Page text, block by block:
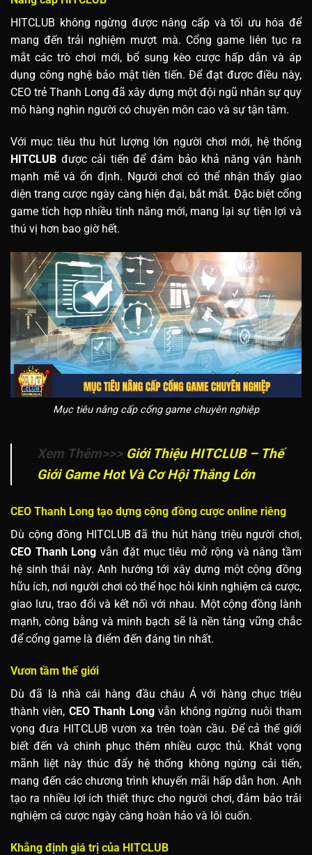
HITCLUB không ngừng được nâng cấp và tối ưu hóa để
mang đến trải nghiệm mượt mà. Cổng game liên tục ra
mắt các trò chơi mới, bổ sung kèo cược hấp dẫn và áp
dụng công nghệ bảo mật tiên tiến. Để đạt được điều này,
CEO trẻ Thanh Long đã xây dựng một đội ngũ nhân sự quy
mô hàng nghìn người có chuyên môn cao và sự tận tâm.
Với mục tiêu thu hút lượng lớn người chơi mới, hệ thống
HITCLUB được cải tiến để đảm bảo khả năng vận hành
mạnh mẽ và ổn định. Người chơi có thể nhận thấy giao
diện trang cược ngày càng hiện đại, bắt mắt. Đặc biệt cổng
game tích hợp nhiều tính năng mới, mang lại sự tiện lợi và
thú vị hơn bao giờ hết.
Mục tiêu nâng cấp cổng game chuyên nghiệp
Xem Thêm>>> Giới Thiệu HITCLUB – Thế
Giới Game Hot Và Cơ Hội Thắng Lớn
CEO Thanh Long tạo dựng cộng đồng cược online riêng
Dù cộng đồng HITCLUB đã thu hút hàng triệu người chơi,
CEO Thanh Long vẫn đặt mục tiêu mở rộng và nâng tầm
hệ sinh thái này. Anh hướng tới xây dựng một cộng đồng
hữu ích, nơi người chơi có thể học hỏi kinh nghiệm cá cược,
giao lưu, trao đổi và kết nối với nhau. Một cộng đồng lành
mạnh, công bằng và minh bạch sẽ là nền tảng vững chắc
để cổng game là điểm đến đáng tin nhất.
Vươn tầm thế giới
Dù đã là nhà cái hàng đầu châu Á với hàng chục triệu
thành viên, CEO Thanh Longvẫn không ngừng nuôi tham
vọng đưa HITCLUB vươn xa trên toàn cầu. Để cả thế giới
biết đến và chinh phục thêm nhiều cược thủ. Khát vọng
mãnh liệt này thúc đẩy hệ thống không ngừng cải tiến,
mang đến các chương trình khuyến mãi hấp dẫn hơn. Anh
tạo ra nhiều lợi ích thiết thực cho người chơi, đảm bảo trải
nghiệm cá cược ngày càng hoàn hảo và lôi cuốn.
Khẳng định giá trị của HITCLUB